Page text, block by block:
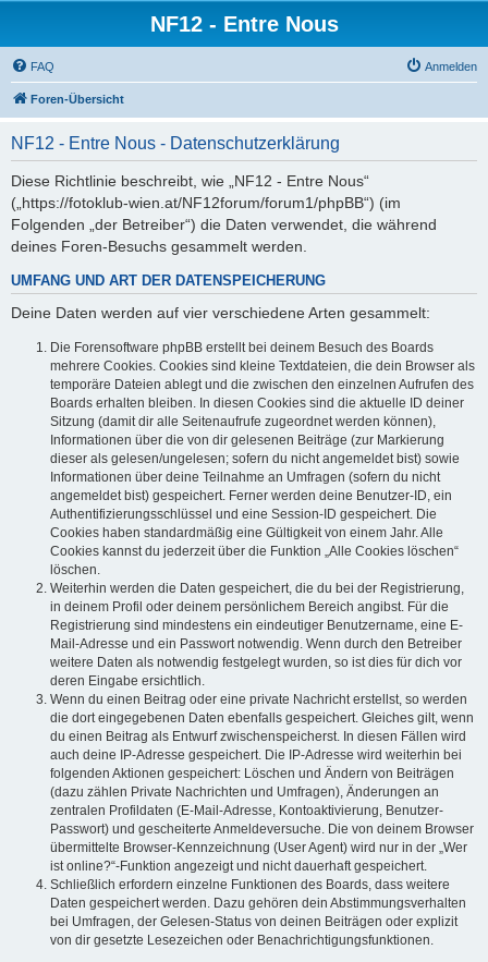
NF12 - Entre Nous
FAQ Anmelden
Foren-Übersicht
NF12 - Entre Nous - Datenschutzerklärung
Diese Richtlinie beschreibt, wie „NF12 - Entre Nous“
(„https://fotoklub-wien.at/NF12forum/forum1/phpBB“) (im
Folgenden „der Betreiber“) die Daten verwendet, die während
deines Foren-Besuchs gesammelt werden.
UMFANG UND ART DER DATENSPEICHERUNG
Deine Daten werden auf vier verschiedene Arten gesammelt:
Die Forensoftware phpBB erstellt bei deinem Besuch des Boards
mehrere Cookies. Cookies sind kleine Textdateien, die dein Browser als
temporäre Dateien ablegt und die zwischen den einzelnen Aufrufen des
Boards erhalten bleiben. In diesen Cookies sind die aktuelle ID deiner
Sitzung (damit dir alle Seitenaufrufe zugeordnet werden können),
Informationen über die von dir gelesenen Beiträge (zur Markierung
dieser als gelesen/ungelesen; sofern du nicht angemeldet bist) sowie
Informationen über deine Teilnahme an Umfragen (sofern du nicht
angemeldet bist) gespeichert. Ferner werden deine Benutzer-ID, ein
Authentifizierungsschlüssel und eine Session-ID gespeichert. Die
Cookies haben standardmäßig eine Gültigkeit von einem Jahr. Alle
Cookies kannst du jederzeit über die Funktion „Alle Cookies löschen“
löschen.
Weiterhin werden die Daten gespeichert, die du bei der Registrierung,
in deinem Profil oder deinem persönlichem Bereich angibst. Für die
Registrierung sind mindestens ein eindeutiger Benutzername, eine E-
Mail-Adresse und ein Passwort notwendig. Wenn durch den Betreiber
weitere Daten als notwendig festgelegt wurden, so ist dies für dich vor
deren Eingabe ersichtlich.
Wenn du einen Beitrag oder eine private Nachricht erstellst, so werden
die dort eingegebenen Daten ebenfalls gespeichert. Gleiches gilt, wenn
du einen Beitrag als Entwurf zwischenspeicherst. In diesen Fällen wird
auch deine IP-Adresse gespeichert. Die IP-Adresse wird weiterhin bei
folgenden Aktionen gespeichert: Löschen und Ändern von Beiträgen
(dazu zählen Private Nachrichten und Umfragen), Änderungen an
zentralen Profildaten (E-Mail-Adresse, Kontoaktivierung, Benutzer-
Passwort) und gescheiterte Anmeldeversuche. Die von deinem Browser
übermittelte Browser-Kennzeichnung (User Agent) wird nur in der „Wer
ist online?“-Funktion angezeigt und nicht dauerhaft gespeichert.
Schließlich erfordern einzelne Funktionen des Boards, dass weitere
Daten gespeichert werden. Dazu gehören dein Abstimmungsverhalten
bei Umfragen, der Gelesen-Status von deinen Beiträgen oder explizit
von dir gesetzte Lesezeichen oder Benachrichtigungsfunktionen.